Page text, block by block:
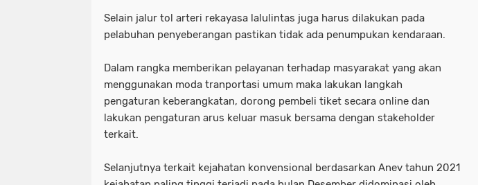
Selain jalur tol arteri rekayasa lalulintas juga harus dilakukan pada
pelabuhan penyeberangan pastikan tidak ada penumpukan kendaraan.
Dalam rangka memberikan pelayanan terhadap masyarakat yang akan
menggunakan moda tranportasi umum maka lakukan langkah
pengaturan keberangkatan, dorong pembeli tiket secara online dan
lakukan pengaturan arus keluar masuk bersama dengan stakeholder
terkait.
Selanjutnya terkait kejahatan konvensional berdasarkan Anev tahun 2021